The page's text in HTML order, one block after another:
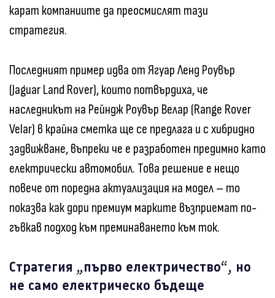
карат компаниите да преосмислят тази
стратегия.
Последният пример идва от Ягуар Ленд Роувър
(Jaguar Land Rover), които потвърдиха, че
наследникът на Рейндж Роувър Велар (Range Rover
Velar) в крайна сметка ще се предлага и с хибридно
задвижване, въпреки че е разработен предимно като
електрически автомобил. Това решение е нещо
повече от поредна актуализация на модел – то
показва как дори премиум марките възприемат по-
гъвкав подход към преминаването към ток.
Стратегия „първо електричество“, но
не само електрическо бъдеще